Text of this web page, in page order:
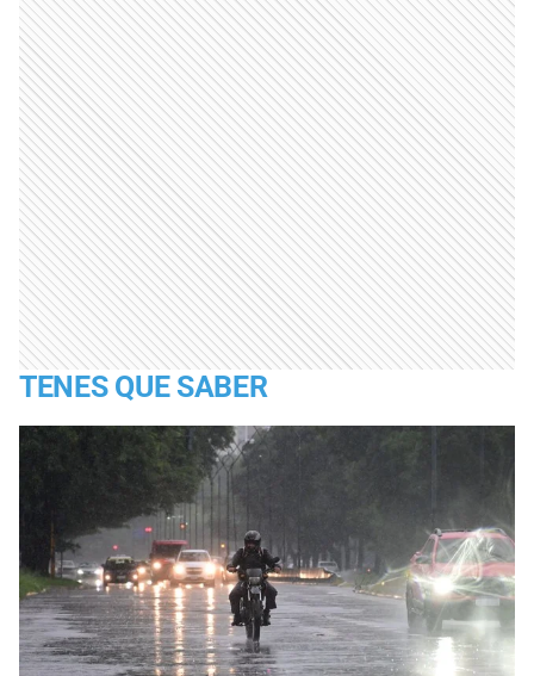
TENES QUE SABER